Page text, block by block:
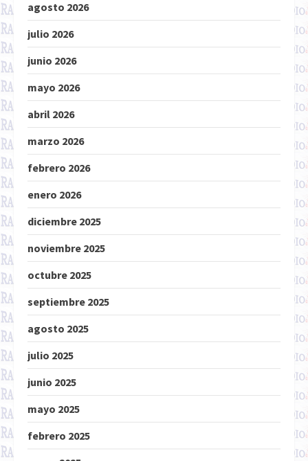
agosto 2026
julio 2026
junio 2026
mayo 2026
abril 2026
marzo 2026
febrero 2026
enero 2026
diciembre 2025
noviembre 2025
octubre 2025
septiembre 2025
agosto 2025
julio 2025
junio 2025
mayo 2025
febrero 2025